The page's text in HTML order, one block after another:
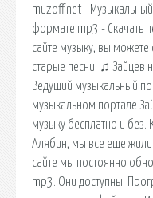
muzoff.net - Музыкальный
формате mp3 - Скачать
сайте музыку, вы можете
старые песни. ♫ Зайцев
Ведущий музыкальный
музыкальном портале
музыку бесплатно и
Алябин, мы все еще
сайте мы постоянно
mp3. Они доступны.